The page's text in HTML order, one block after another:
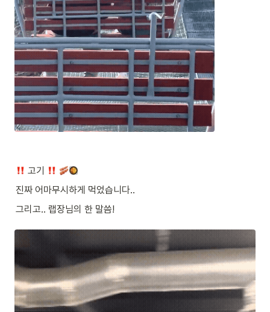
고기
진짜 어마무시하게 먹었습니다..
그리고.. 랩장님의 한 말씀!